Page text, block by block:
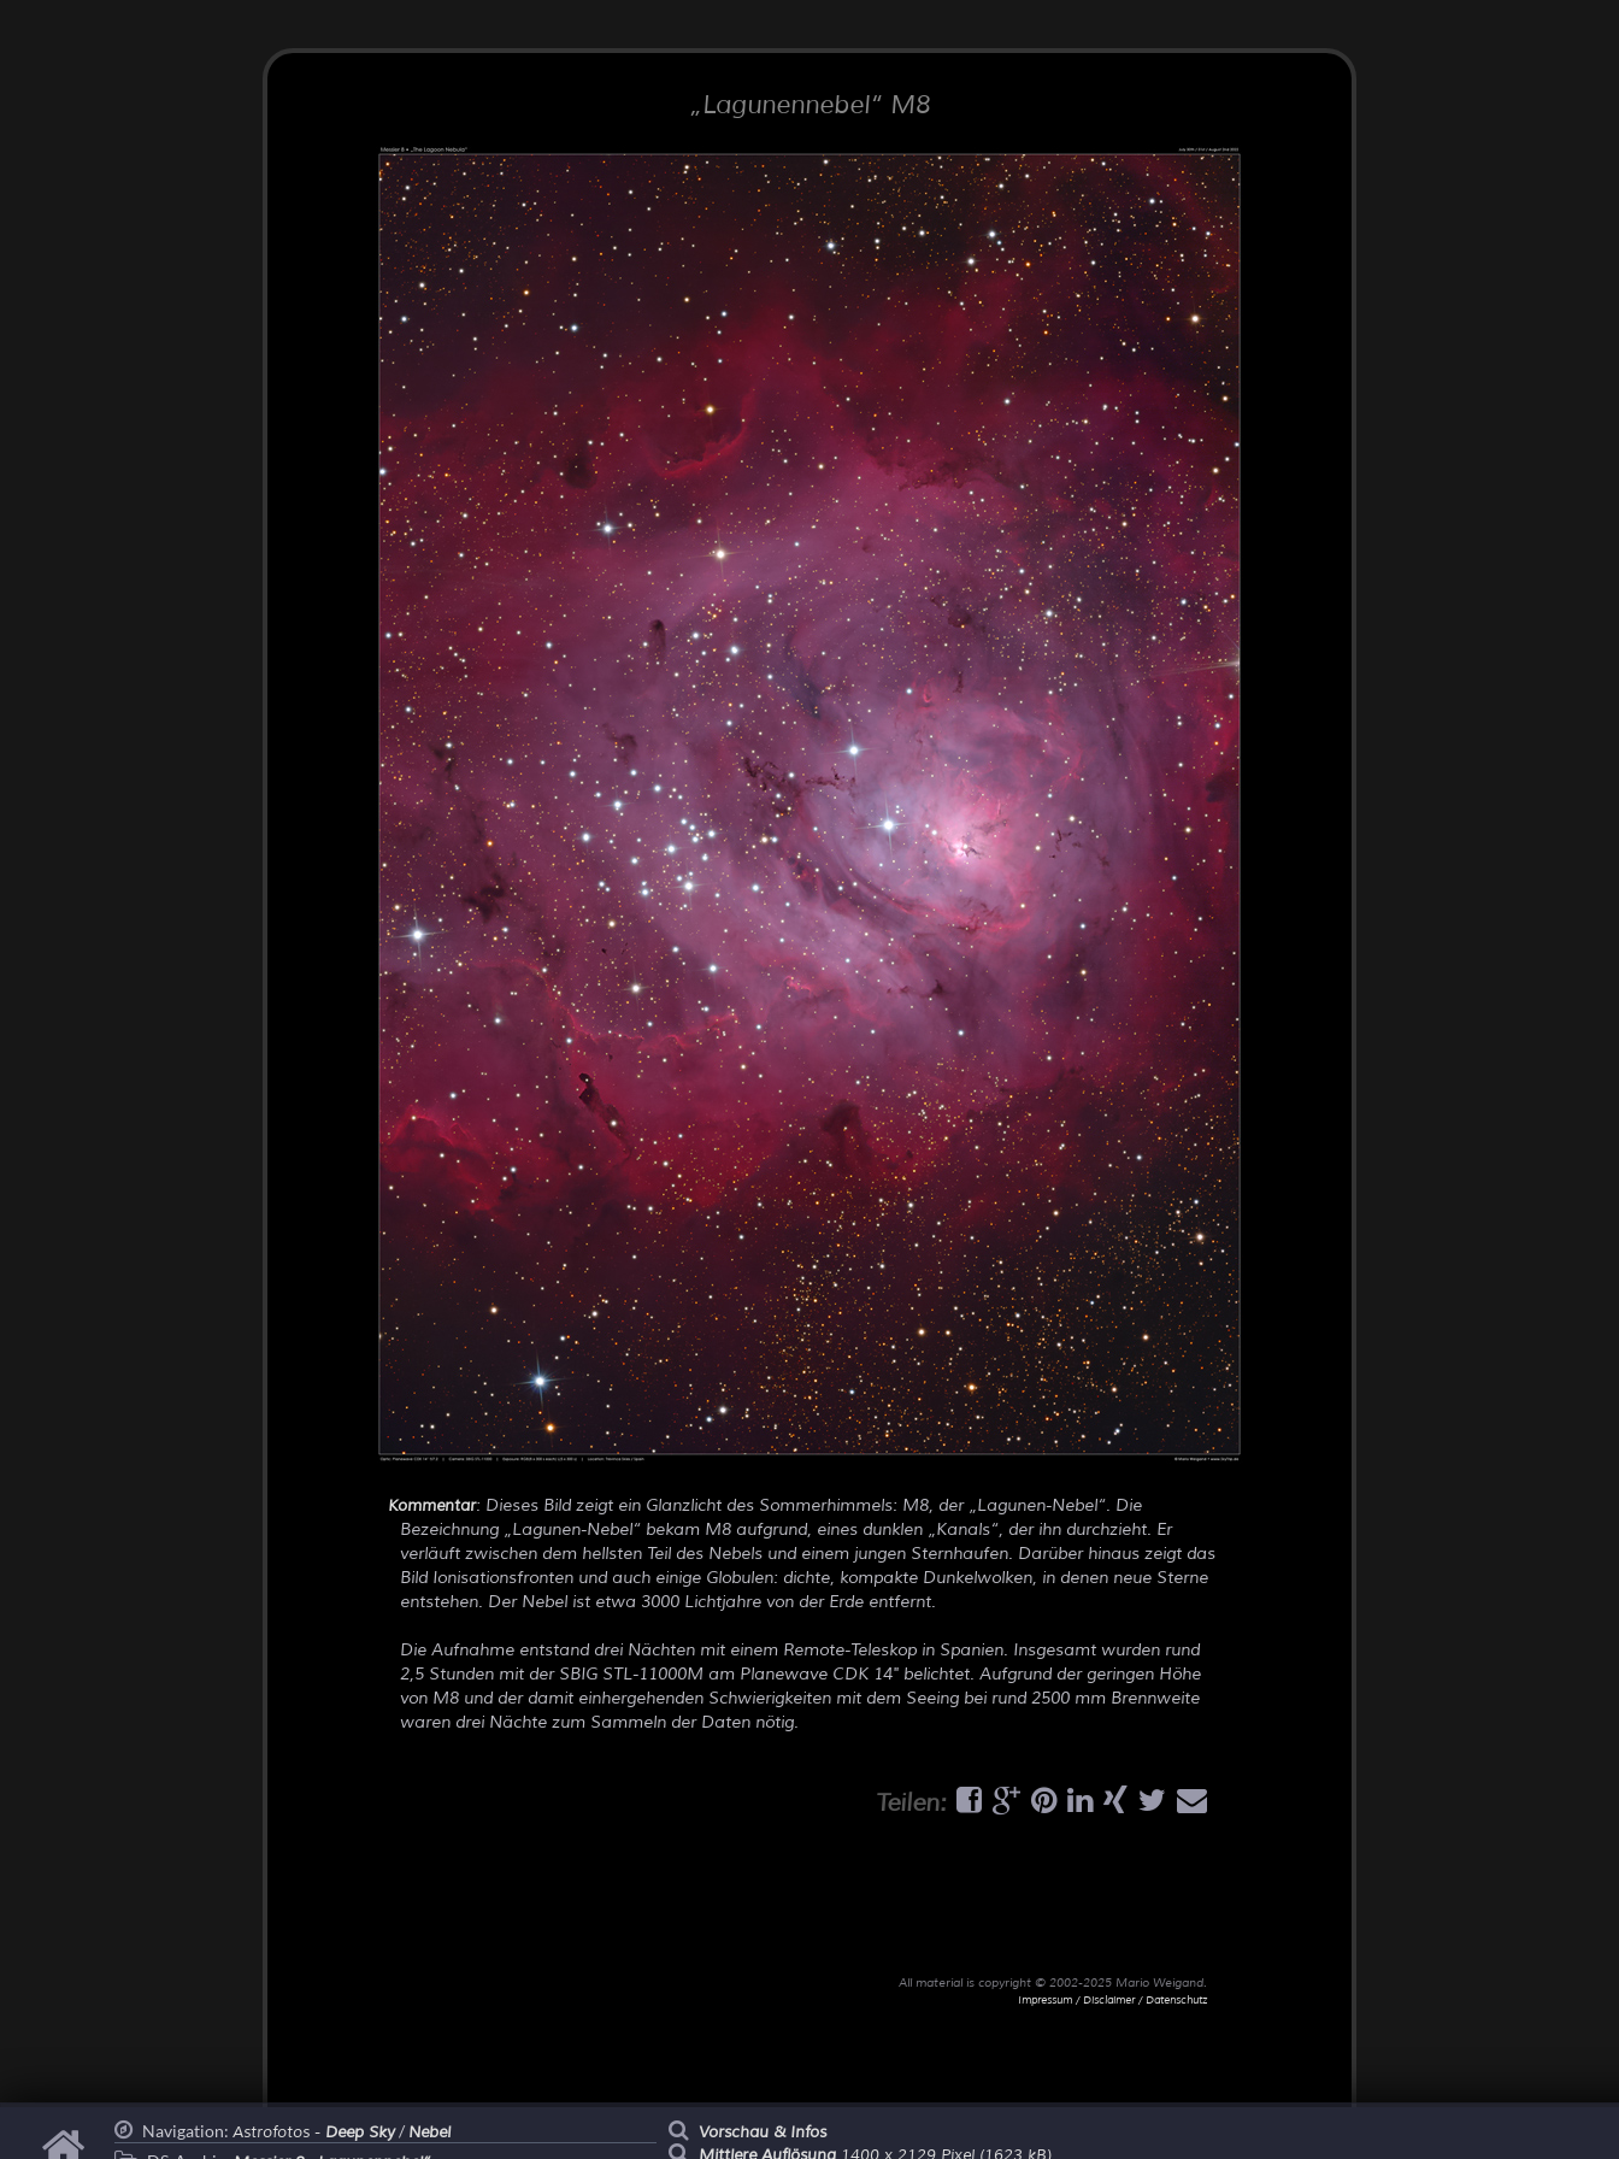
Lagunennebel M8
Kommentar: Dieses Bild zeigt ein Glanzlicht des Sommerhimmels: M8, der Lagunen-Nebel . Die
Bezeichnung
Lagunen-Nebel bekam M8 aufgrund, eines dunklen Kanals , der ihn durchzieht. Er
verläuft zwischen dem hellsten Teil des Nebels und einem jungen Sternhaufen. Darüber hinaus zeigt das
Bild Ionisationsfronten und auch einige Globulen: dichte, kompakte Dunkelwolken, in denen neue Sterne
entstehen. Der Nebel ist etwa 3000 Lichtjahre von der Erde entfernt.
Die Aufnahme entstand drei Nächten mit einem Remote-Teleskop in Spanien. Insgesamt wurden rund
2,5 Stunden mit der SBIG STL-11000M am Planewave CDK 14" belichtet. Aufgrund der geringen Höhe
von M8 und der damit einhergehenden Schwierigkeiten mit dem Seeing bei rund 2500 mm Brennweite
waren drei Nächte zum Sammeln der Daten nötig.
Teilen:
All material is copyright © 2002-2025 Mario Weigand.
Impressum / Disclaimer / Datenschutz
Navigation: Astrofotos - Deep Sky/ Nebel
Vorschau & Infos